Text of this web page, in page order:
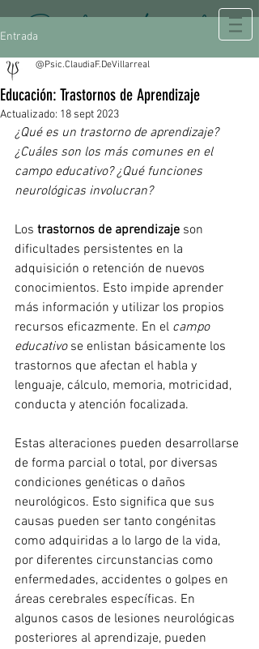
Psicología Integral
Entrada
Educación: Trastornos de Aprendizaje
@Psic.ClaudiaF.DeVillarreal
Actualizado: 18 sept 2023
¿Qué es un trastorno de aprendizaje?
¿Cuáles son los más comunes en el
campo educativo? ¿Qué funciones
neurológicas involucran?
Los trastornos de aprendizaje son
dificultades persistentes en la
adquisición o retención de nuevos
conocimientos. Esto impide aprender
más información y utilizar los propios
recursos eficazmente. En el campo
educativo se enlistan básicamente los
trastornos que afectan el habla y
lenguaje, cálculo, memoria, motricidad,
conducta y atención focalizada.
Estas alteraciones pueden desarrollarse
de forma parcial o total, por diversas
condiciones genéticas o daños
neurológicos. Esto significa que sus
causas pueden ser tanto congénitas
como adquiridas a lo largo de la vida,
por diferentes circunstancias como
enfermedades, accidentes o golpes en
áreas cerebrales específicas. En
algunos casos de lesiones neurológicas
posteriores al aprendizaje, pueden